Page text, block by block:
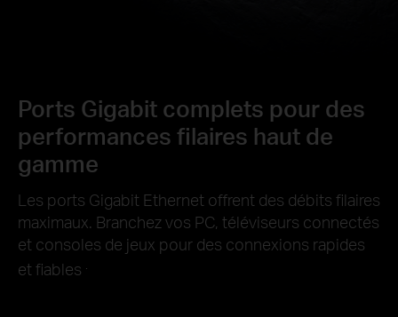
Ports Gigabit complets pour des
performances filaires haut de
gamme
Les ports Gigabit Ethernet offrent des débits filaires
maximaux. Branchez vos PC, téléviseurs connectés
et consoles de jeux pour des connexions rapides
et fiables